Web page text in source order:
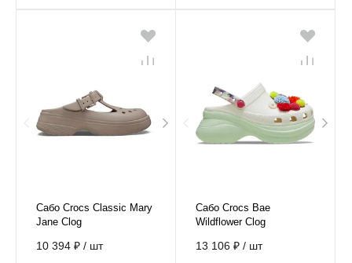
Сабо Crocs Classic Mary
Jane Clog
10 394 ₽ / шт
Сабо Crocs Bae
Wildflower Clog
13 106 ₽ / шт